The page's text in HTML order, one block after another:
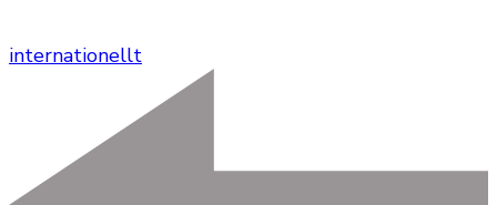
internationellt